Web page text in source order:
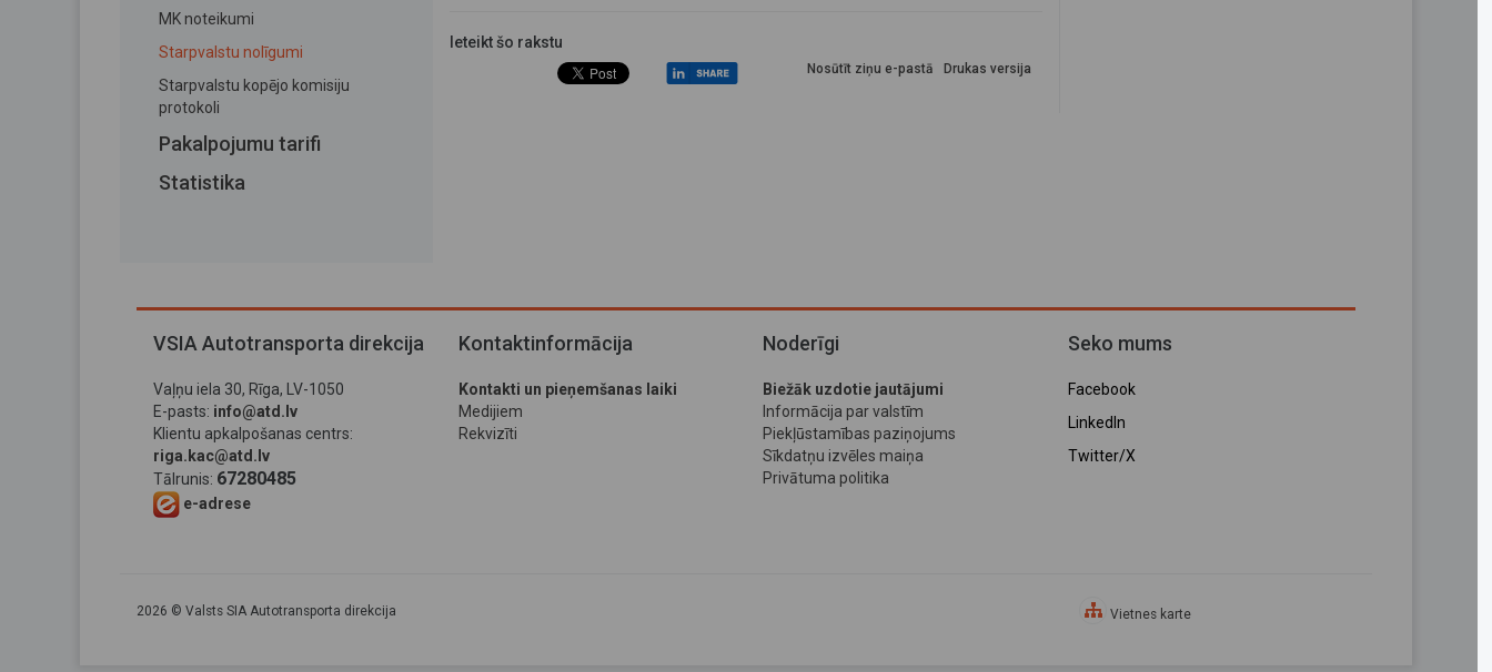
MK noteikumi
Starpvalstu nolīgumi
Starpvalstu kopējo komisiju
protokoli
Pakalpojumu tarifi
Statistika
Ieteikt šo rakstu
Drukas versija
Nosūtīt ziņu e-pastā
VSIA Autotransporta direkcija
Vaļņu iela 30, Rīga, LV-1050
E-pasts: info@atd.lv
Klientu apkalpošanas centrs:
riga.kac@atd.lv
Tālrunis: 67280485
e-adrese
Kontaktinformācija
Kontakti un pieņemšanas laiki
Medijiem
Rekvizīti
Noderīgi
Biežāk uzdotie jautājumi
Informācija par valstīm
Piekļūstamības paziņojums
Sīkdatņu izvēles maiņa
Privātuma politika
Seko mums
Facebook
LinkedIn
Twitter/X
2026 © Valsts SIA Autotransporta direkcija Vietnes karte